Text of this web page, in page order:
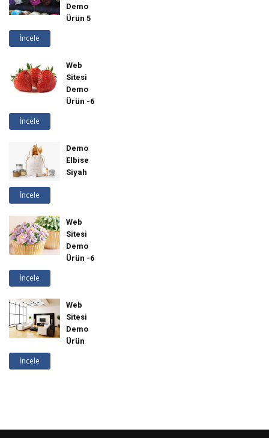
Demo
Ürün 5
İncele
Web
Sitesi
Demo
Ürün -6
İncele
Demo
Elbise
Siyah
İncele
Web
Sitesi
Demo
Ürün -6
İncele
Web
Sitesi
Demo
Ürün
İncele